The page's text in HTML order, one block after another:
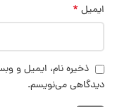
ایمیل *
ذخیره نام، ایمیل و
دیدگاهی می‌نویسم.